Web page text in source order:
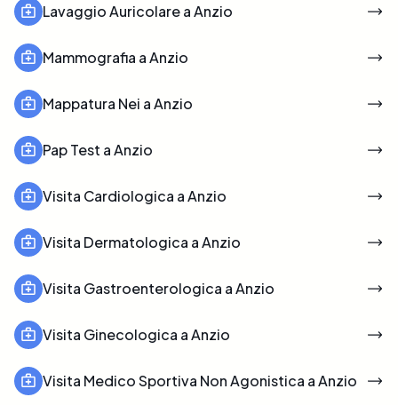
Lavaggio Auricolare a Anzio
Mammografia a Anzio
Mappatura Nei a Anzio
Pap Test a Anzio
Visita Cardiologica a Anzio
Visita Dermatologica a Anzio
Visita Gastroenterologica a Anzio
Visita Ginecologica a Anzio
Visita Medico Sportiva Non Agonistica a Anzio